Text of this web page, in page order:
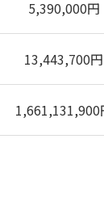
5,390,000円
13,443,700円
1,661,131,900